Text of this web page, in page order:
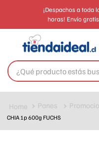
¡Despachos a toda
horas! Envío
Panes
CHIA 1p 600g FUCHS